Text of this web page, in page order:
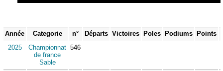
Année Categorie n° Départs Victoires Poles Podiums Points
2025
Championnat
de france
Sable
546